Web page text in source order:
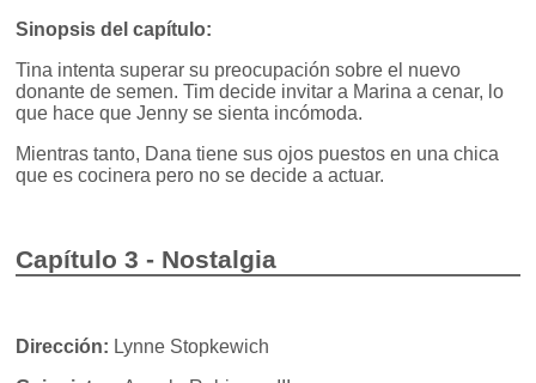
Sinopsis del capítulo:
Tina intenta superar su preocupación sobre el nuevo
donante de semen. Tim decide invitar a Marina a cenar, lo
que hace que Jenny se sienta incómoda.
Mientras tanto, Dana tiene sus ojos puestos en una chica
que es cocinera pero no se decide a actuar.
Capítulo 3 - Nostalgia
Dirección: Lynne Stopkewich